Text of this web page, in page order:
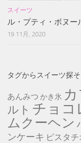
スイーツ
ル・プティ・ボヌー
19 11月, 2020
タグからスイーツ探そ
あんみつ かき氷
ルト チョコ
ムクーヘン
ンケーキ ピスタチ